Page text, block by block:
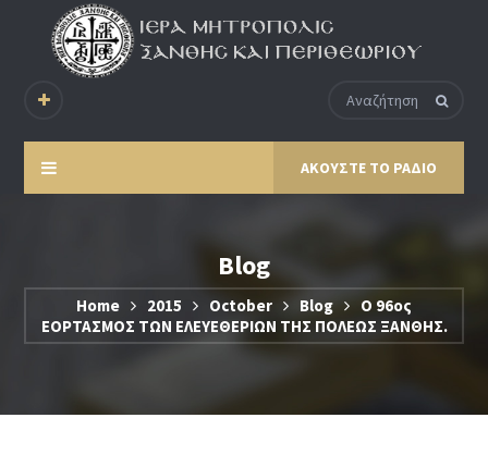
ΑΚΟΥΣΤΕ ΤΟ ΡΑΔΙΟ
Blog
Home 2015 October Blog
Ο 96ος
ΕΟΡΤΑΣΜΟΣ ΤΩΝ ΕΛΕΥΕΘΕΡΙΩΝ ΤΗΣ ΠΟΛΕΩΣ ΞΑΝΘΗΣ.